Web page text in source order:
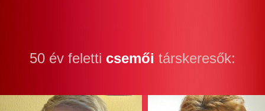
50 év feletti csemői társkeresők: